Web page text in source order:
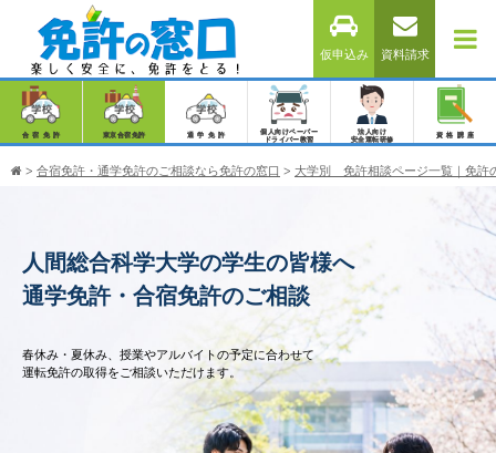
仮申込み 資料請求
合宿免許 東京合宿免許 通学免許
個人向けペーパー
ドライバー教習
法人向け
安全運転研修
資格講座
> 合宿免許・通学免許のご相談なら免許の窓口 > 大学別 免許相談ページ一覧｜免許
人間総合科学大学の学生の皆様へ
通学免許・合宿免許のご相談
春休み・夏休み、授業やアルバイトの予定に合わせて
運転免許の取得をご相談いただけます。